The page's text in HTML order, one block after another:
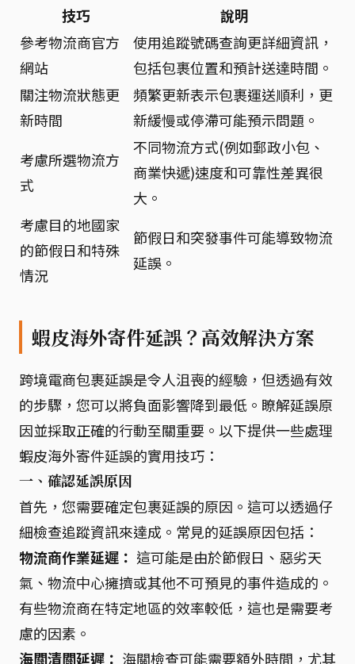
技巧
說明
參考物流商官方
網站
使用追蹤號碼查詢更詳細資訊，
包括包裹位置和預計送達時間。
關注物流狀態更
新時間
頻繁更新表示包裹運送順利，更
新緩慢或停滯可能預示問題。
考慮所選物流方
式
不同物流方式(例如郵政小包、
商業快遞)速度和可靠性差異很
大。
考慮目的地國家
的節假日和特殊
情況
節假日和突發事件可能導致物流
延誤。
蝦皮海外寄件延誤？高效解決方案
跨境電商包裹延誤是令人沮喪的經驗，但透過有效
的步驟，您可以將負面影響降到最低。瞭解延誤原
因並採取正確的行動至關重要。以下提供一些處理
蝦皮海外寄件延誤的實用技巧：
一、確認延誤原因
首先，您需要確定包裹延誤的原因。這可以透過仔
細檢查追蹤資訊來達成。常見的延誤原因包括：
物流商作業延遲： 這可能是由於節假日、惡劣天
氣、物流中心擁擠或其他不可預見的事件造成的。
有些物流商在特定地區的效率較低，這也是需要考
慮的因素。
海關清關延遲： 海關檢查可能需要額外時間，尤其